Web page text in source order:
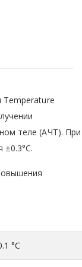
Temperature
теле (АЧТ). При
°C